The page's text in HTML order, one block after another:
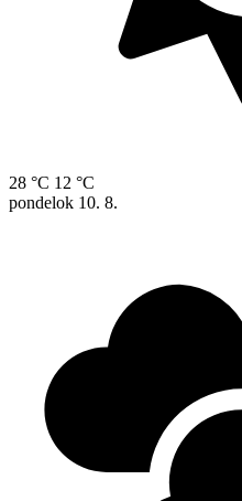
28 °C 12 °C
pondelok 10. 8.